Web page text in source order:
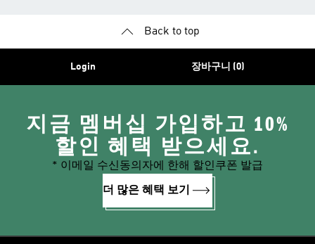
Back to top
Login 장바구니 (0)
지금 멤버십 가입하고 10%
할인 혜택 받으세요.
* 이메일 수신동의자에 한해 할인쿠폰 발급
더 많은 혜택 보기